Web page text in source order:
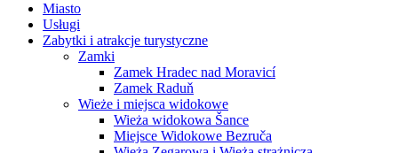
Miasto
Usługi
Zabytki i atrakcje turystyczne
Zamki
Zamek Hradec nad Moravicí
Zamek Raduň
Wieże i miejsca widokowe
Wieża widokowa Šance
Miejsce Widokowe Bezruča